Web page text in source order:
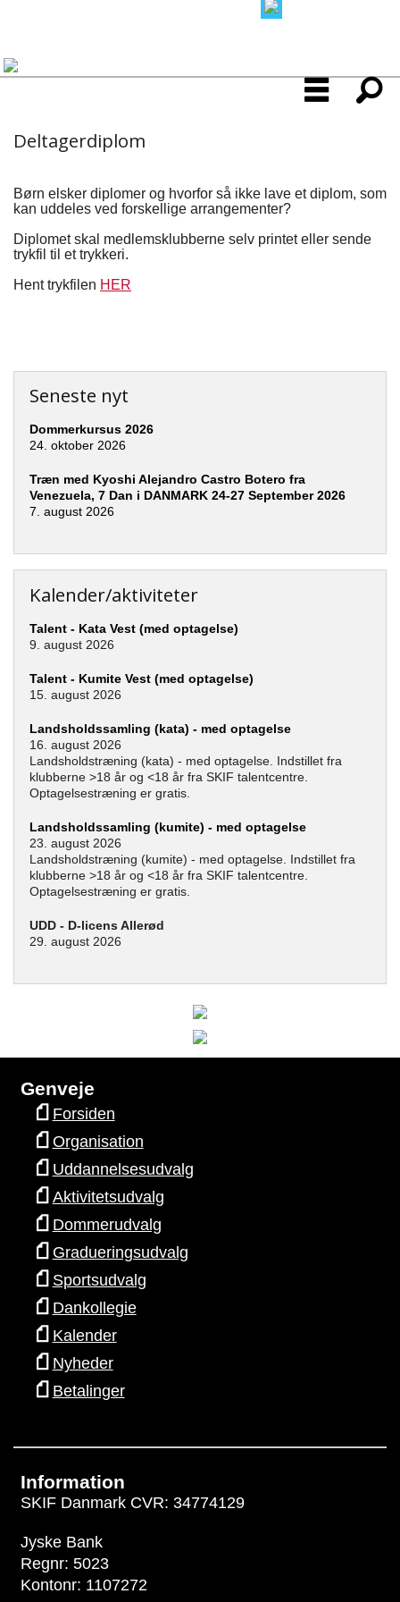
Deltagerdiplom
Børn elsker diplomer og hvorfor så ikke lave et diplom, som
kan uddeles ved forskellige arrangementer?
Diplomet skal medlemsklubberne selv printet eller sende
trykfil til et trykkeri.
Hent trykfilen HER
Seneste nyt
Dommerkursus 2026
24. oktober 2026
Træn med Kyoshi Alejandro Castro Botero fra
Venezuela, 7 Dan i DANMARK 24-27 September 2026
7. august 2026
Kalender/aktiviteter
Talent - Kata Vest (med optagelse)
9. august 2026
Talent - Kumite Vest (med optagelse)
15. august 2026
Landsholdssamling (kata) - med optagelse
16. august 2026
Landsholdstræning (kata) - med optagelse. Indstillet fra
klubberne >18 år og <18 år fra SKIF talentcentre.
Optagelsestræning er gratis.
Landsholdssamling (kumite) - med optagelse
23. august 2026
Landsholdstræning (kumite) - med optagelse. Indstillet fra
klubberne >18 år og <18 år fra SKIF talentcentre.
Optagelsestræning er gratis.
UDD - D-licens Allerød
29. august 2026
Genveje
Forsiden
Organisation
Uddannelsesudvalg
Aktivitetsudvalg
Dommerudvalg
Gradueringsudvalg
Sportsudvalg
Dankollegie
Kalender
Nyheder
Betalinger
Information
SKIF Danmark CVR: 34774129
Jyske Bank
Regnr: 5023
Kontonr: 1107272